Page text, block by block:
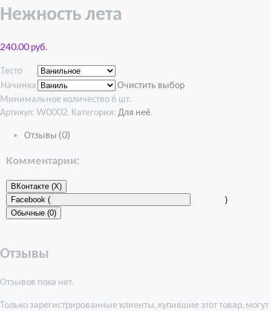
Нежность лета
240.00 руб.
Тесто
Начинка
Очистить выбор
Минимальное количество 6 шт.
Артикул: W0002. Категория: Для неё.
Отзывы (0)
Комментарии:
ВКонтакте (X)
Facebook (
)
Обычные (0)
Отзывы
Отзывов пока нет.
Только зарегистрированные клиенты, купившие этот товар, могут